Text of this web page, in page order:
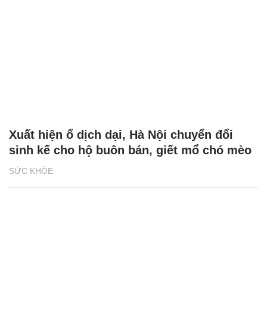
SỨC KHỎE
Xuất hiện ổ dịch dại, Hà Nội chuyển đổi
sinh kế cho hộ buôn bán, giết mổ chó mèo